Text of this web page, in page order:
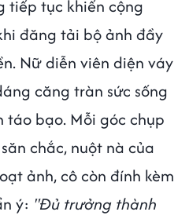
tiếp tục khiến cộng
đăng tải bộ ảnh đầy
Nữ diễn viên diện váy
căng tràn sức sống
bạo. Mỗi góc chụp
chắc, nuột nà của
ảnh, cô còn đính kèm
ý: "Đủ trưởng thành